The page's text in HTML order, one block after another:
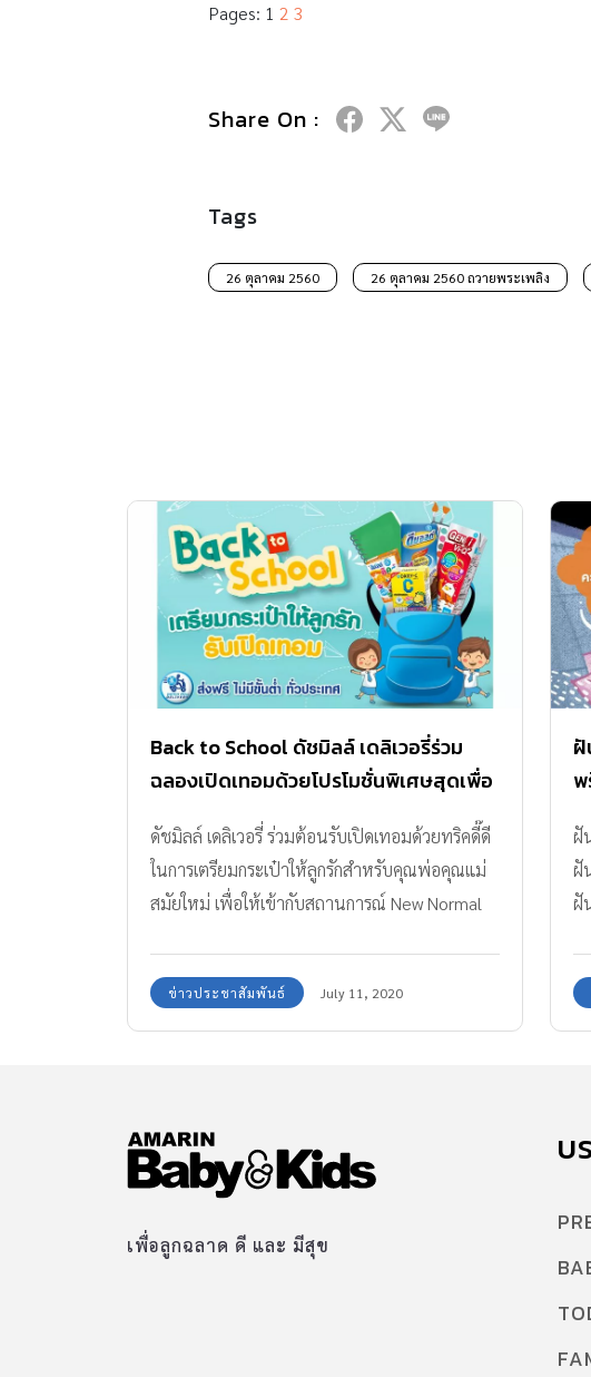
Pages: 1 2 3
Share On :
Tags
26 ตุลาคม 2560 26 ตุลาคม 2560 ถวายพระเพลิง
Back to School ดัชมิลล์ เดลิเวอรี่ร่วม
ฉลองเปิดเทอมด้วยโปรโมชั่นพิเศษสุดเพื่อ
คุณพ่อคุณแม่ยุคใหม่
ดัชมิลล์ เดลิเวอรี่ ร่วมต้อนรับเปิดเทอมด้วยทริคดี๊ดี
ในการเตรียมกระเป๋าให้ลูกรักสำหรับคุณพ่อคุณแม่
สมัยใหม่ เพื่อให้เข้ากับสถานการณ์ New Normal
เป๋าให้ลูก เพื่อเสริมสร้างความแข็งแรงทั้งสุขภาพ
กายและสุขภาพใจ • เริ่มด้วยการเตรียมพร้อมยาม
เรียนรู้สิ่งใหม่ๆที่โรงเรียนอย่างเต็มที่ นมดัชมิลล์
เจ็นไอ วีคิวพลัส เป็นนมที่มีสารอาหารครบถ้วน ไม่
ว่าจะเป็น ลูทีนธรรมชาติจากผงกีวี่สกัด, วิตามิน A,
และโอเมก้า 3,6,9 สารอาหารครบในกล่องเดียว
ข่าวประชาสัมพันธ์ July 11, 2020
ฝั
พ
ฝั
ฝั
ฝั
เพื่อลูกฉลาด ดี และ มีสุข